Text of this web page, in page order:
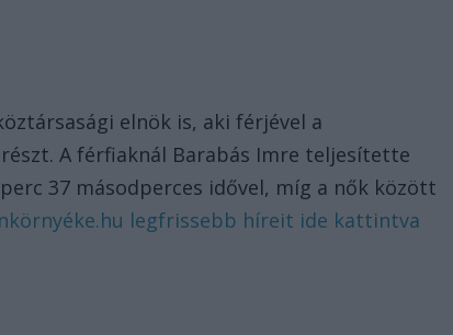
elnök is, aki férjével a
A férfiaknál Barabás Imre teljesítette
37 másodperces idővel, míg a nők között
legfrissebb híreit ide kattintva